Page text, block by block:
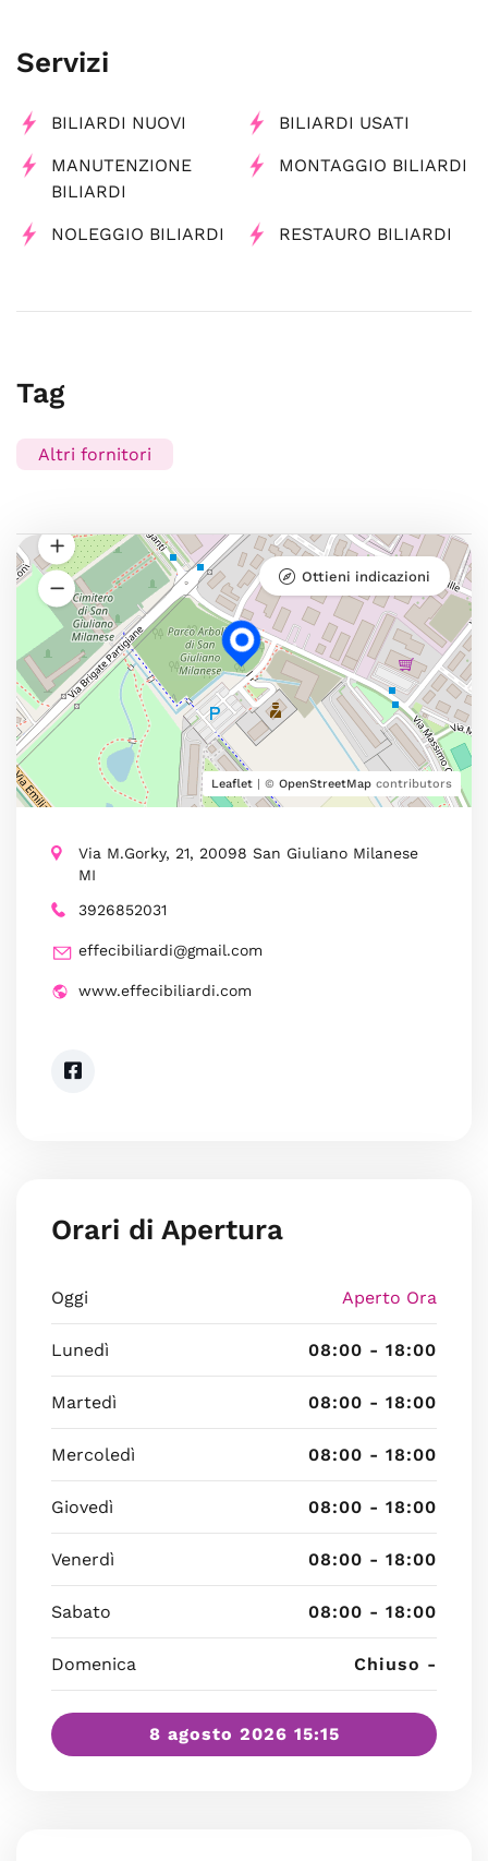
Servizi
BILIARDI NUOVI BILIARDI USATI
MANUTENZIONE
BILIARDI
MONTAGGIO BILIARDI
NOLEGGIO BILIARDI RESTAURO BILIARDI
Tag
Altri fornitori
Leaflet | © OpenStreetMap contributors
Ottieni indicazioni
Via M.Gorky, 21, 20098 San Giuliano Milanese
MI
3926852031
effecibiliardi@gmail.com
www.effecibiliardi.com
Orari di Apertura
Oggi Aperto Ora
Lunedì 08:00 - 18:00
Martedì 08:00 - 18:00
Mercoledì 08:00 - 18:00
Giovedì 08:00 - 18:00
Venerdì 08:00 - 18:00
Sabato 08:00 - 18:00
Domenica Chiuso -
8 agosto 2026 15:15